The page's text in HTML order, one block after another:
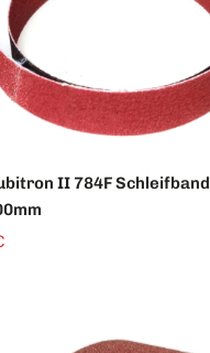
II 784F Schleifband